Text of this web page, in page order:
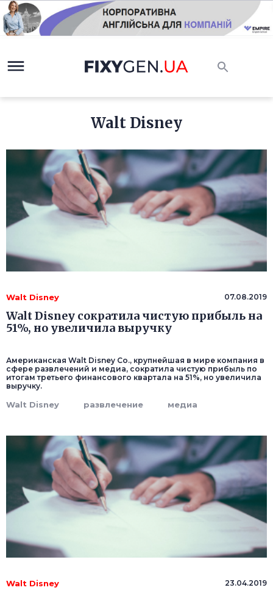
Walt Disney
Walt Disney 07.08.2019
Walt Disney сократила чистую прибыль на
51%, но увеличила выручку
Американская Walt Disney Co., крупнейшая в мире компания в
сфере развлечений и медиа, сократила чистую прибыль по
итогам третьего финансового квартала на 51%, но увеличила
выручку.
Walt Disney развлечение медиа
Walt Disney 23.04.2019